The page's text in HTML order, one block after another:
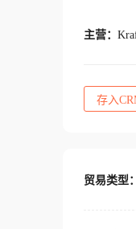
主营：
存入
贸易类型：